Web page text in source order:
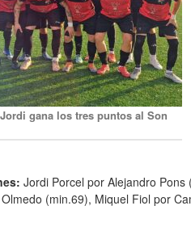
gana los tres puntos al Son
Jordi Porcel por Alejandro
(min.69), Miquel Fiol por